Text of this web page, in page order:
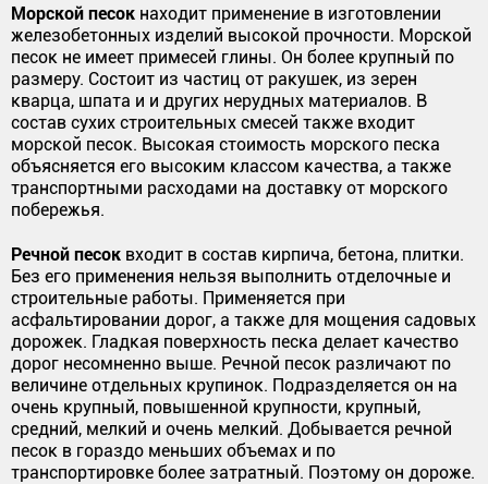
Морской песок находит применение в изготовлении
железобетонных изделий высокой прочности. Морской
песок не имеет примесей глины. Он более крупный по
размеру. Состоит из частиц от ракушек, из зерен
кварца, шпата и и других нерудных материалов. В
состав сухих строительных смесей также входит
морской песок. Высокая стоимость морского песка
объясняется его высоким классом качества, а также
транспортными расходами на доставку от морского
побережья.
Речной песок входит в состав кирпича, бетона, плитки.
Без его применения нельзя выполнить отделочные и
строительные работы. Применяется при
асфальтировании дорог, а также для мощения садовых
дорожек. Гладкая поверхность песка делает качество
дорог несомненно выше. Речной песок различают по
величине отдельных крупинок. Подразделяется он на
очень крупный, повышенной крупности, крупный,
средний, мелкий и очень мелкий. Добывается речной
песок в гораздо меньших объемах и по
транспортировке более затратный. Поэтому он дороже.